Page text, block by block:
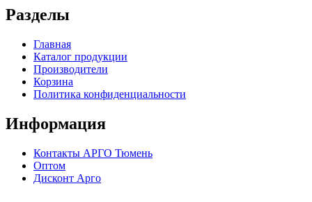
Разделы
Главная
Каталог продукции
Производители
Корзина
Политика конфиденциальности
Информация
Контакты АРГО Тюмень
Оптом
Дисконт Арго